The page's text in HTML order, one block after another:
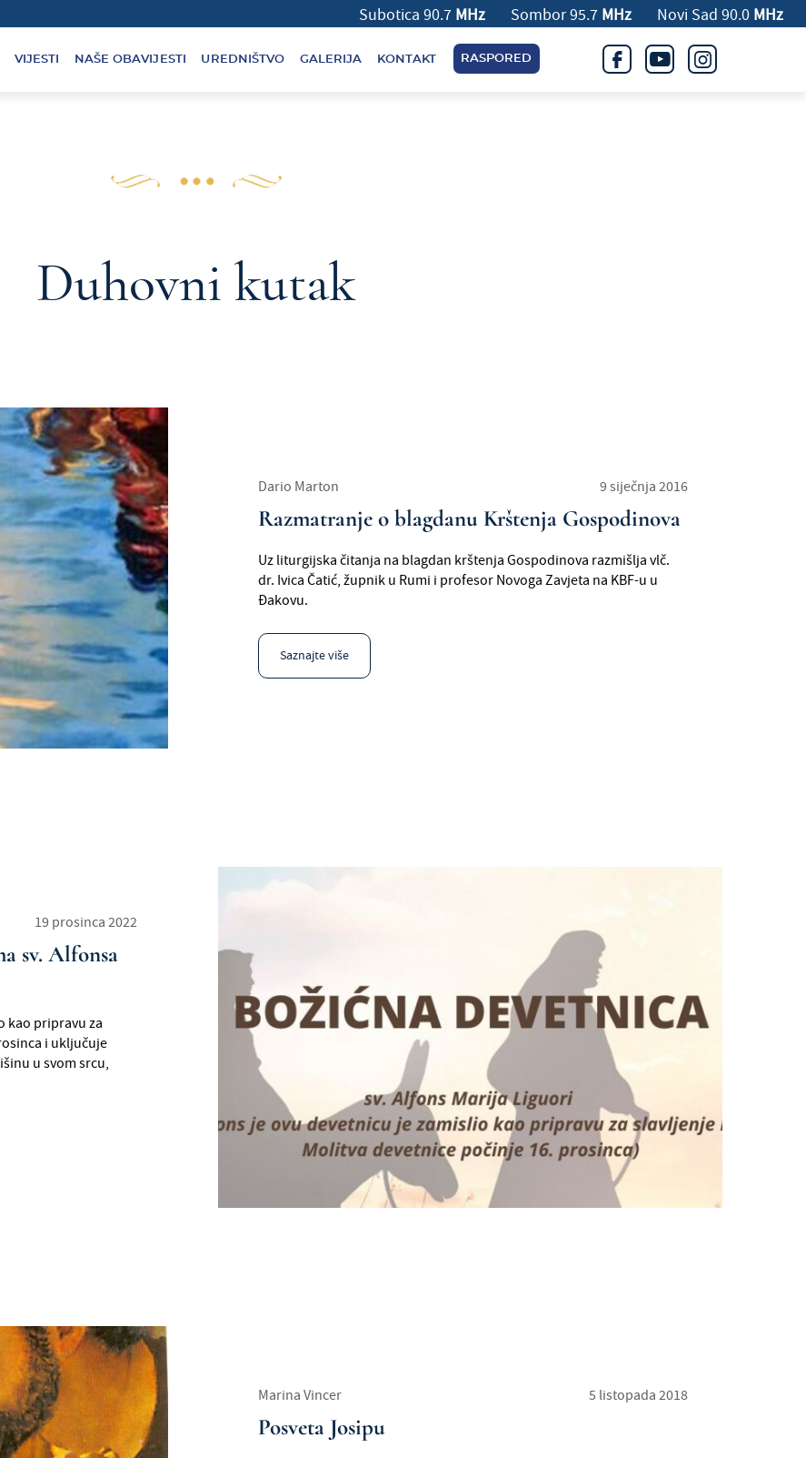
Subotica 90.7MHzSombor 95.7MHzNovi Sad
VIJESTI NAŠE OBAVIJESTI UREDNIŠTVO GALERIJA KONTAKT RASPORED
Duhovni kutak
Dario Marton 9 siječnja 2016
Razmatranje o blagdanu Krštenja Gospodinova
Uz liturgijska čitanja na blagdan krštenja Gospodinova razmišlja vlč.
dr. Ivica Čatić, župnik u Rumi i profesor Novoga Zavjeta na KBF-u u
Đakovu.
Saznajte više
19 prosinca 2022
sv. Alfonsa
kao pripravu za
i uključuje
u svom srcu,
Marina Vincer 5 listopada 2018
Posveta Josipu